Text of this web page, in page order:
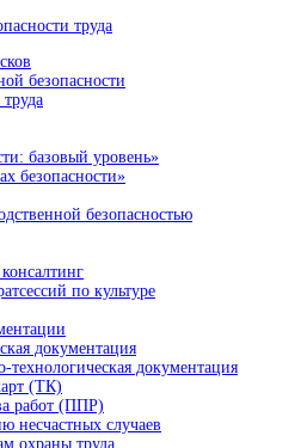
труда
безопасности
базовый уровень»
безопасности»
безопасностью
по культуре
документация
документация
(ТК)
работ (ППР)
несчастных случаев
охраны труда